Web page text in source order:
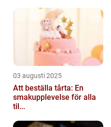
03 augusti 2025
Att beställa tårta: En
smakupplevelse för alla
til...